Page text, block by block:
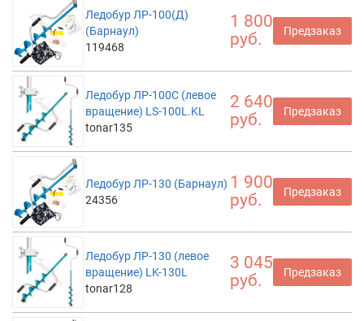
Ледобур ЛР-100(Д)
(Барнаул)
119468
1 800
руб.
Предзаказ
Ледобур ЛР-100С (левое
вращение) LS-100L.KL
tonar135
2 640
руб.
Предзаказ
Ледобур ЛР-130 (Барнаул)
24356
1 900
руб.
Предзаказ
Ледобур ЛР-130 (левое
вращение) LK-130L
tonar128
3 045
руб.
Предзаказ